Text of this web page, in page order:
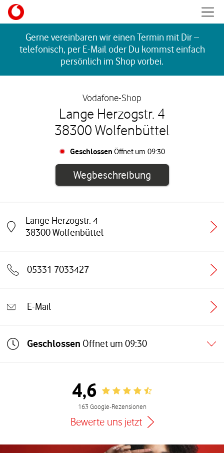
Skip to content
Gerne vereinbaren wir einen Termin mit Dir –
telefonisch, per E-Mail oder Du kommst einfach
persönlich im Shop vorbei.
Vodafone-Shop
Lange Herzogstr. 4
38300 Wolfenbüttel
Geschlossen Öffnet um 09:30
WegbeschreibungLink öffnet in
Lange Herzogstr. 4
38300Wolfenbüttel
Link öffnet in einem neuen Tab
05331 7033427
E-Mail
Geschlossen Öffnet um 09:30
4,6 Rating 4.6
163 Google-Rezensionen
Bewerte uns jetzt